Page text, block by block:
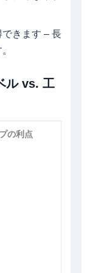
きます – 長
ル vs. 工
の利点